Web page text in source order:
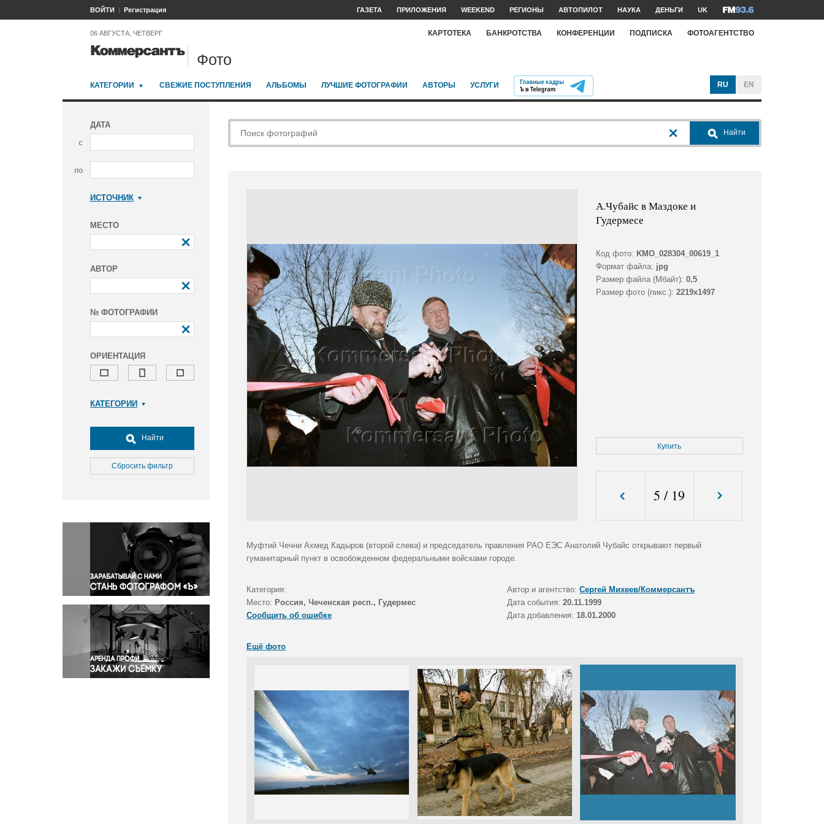
ВОЙТИ Регистрация ГАЗЕТА ПРИЛОЖЕНИЯ WEEKEND РЕГИОНЫ АВТОПИЛОТ НАУКА ДЕНЬГИ UK
06 АВГУСТА, ЧЕТВЕРГ КАРТОТЕКА БАНКРОТСТВА КОНФЕРЕНЦИИ ПОДПИСКА ФОТОАГЕНТСТВО
Фото
КАТЕГОРИИ СВЕЖИЕ ПОСТУПЛЕНИЯ АЛЬБОМЫ ЛУЧШИЕ ФОТОГРАФИИ АВТОРЫ УСЛУГИ RU EN
ДАТА
с
по
ИСТОЧНИК
МЕСТО
АВТОР
№ ФОТОГРАФИИ
ОРИЕНТАЦИЯ
КАТЕГОРИИ
Досуг, туризм и отдых
Культура
Медицина
Окружающая среда
Политика
Правосудие
Происшествия и конфликты
Религия
Светская жизнь
Спорт
Экология
Экономика и бизнес
Найти
Сбросить фильтр
Найти
А.Чубайс в Маздоке и
Гудермесе
Код фото: KMO_028304_00619_1
Формат файла: jpg
Размер файла (Мбайт): 0,5
Размер фото (пикс.): 2219x1497
Купить
5 / 19
Муфтий Чечни Ахмед Кадыров (второй слева) и председатель правления РАО ЕЭС Анатолий Чубайс открывают первый
гуманитарный пункт в освобожденном федеральными войсками городе.
Категория: Автор и агентство: Сергей Михеев/Коммерсантъ
Место: Россия, Чеченская респ., Гудермес Дата события: 20.11.1999
Сообщить об ошибке
Дата добавления: 18.01.2000
Ещё фото